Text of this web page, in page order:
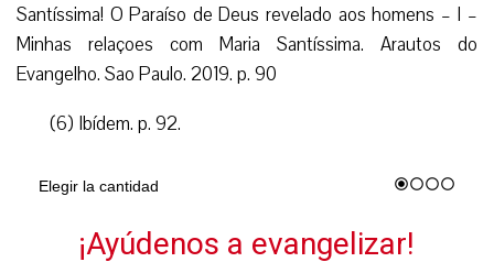
Santíssima! O Paraíso de Deus revelado aos homens – I –
Minhas relaçoes com Maria Santíssima. Arautos do
Evangelho. Sao Paulo. 2019. p. 90
(6) Ibídem. p. 92.